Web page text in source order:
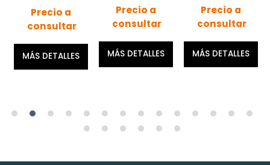
Precio a
consultar
MÁS DETALLES
Precio a
consultar
MÁS DETALLES
Precio a
consultar
MÁS DETALLES